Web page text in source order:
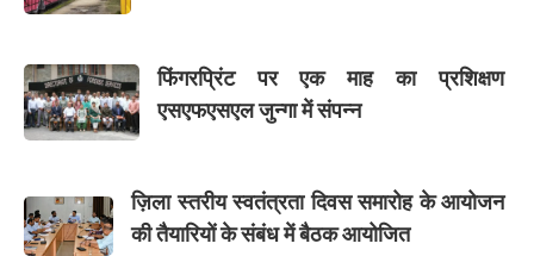
फिंगरप्रिंट पर एक माह का प्रशिक्षण
एसएफएसएल जुन्गा में संपन्न
ज़िला स्तरीय स्वतंत्रता दिवस समारोह के आयोजन
की तैयारियों के संबंध में बैठक आयोजित